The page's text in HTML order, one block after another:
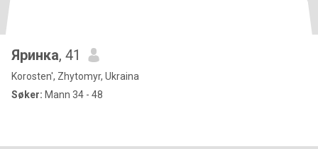
Яринка, 41
Korosten', Zhytomyr, Ukraina
Søker: Mann 34 - 48